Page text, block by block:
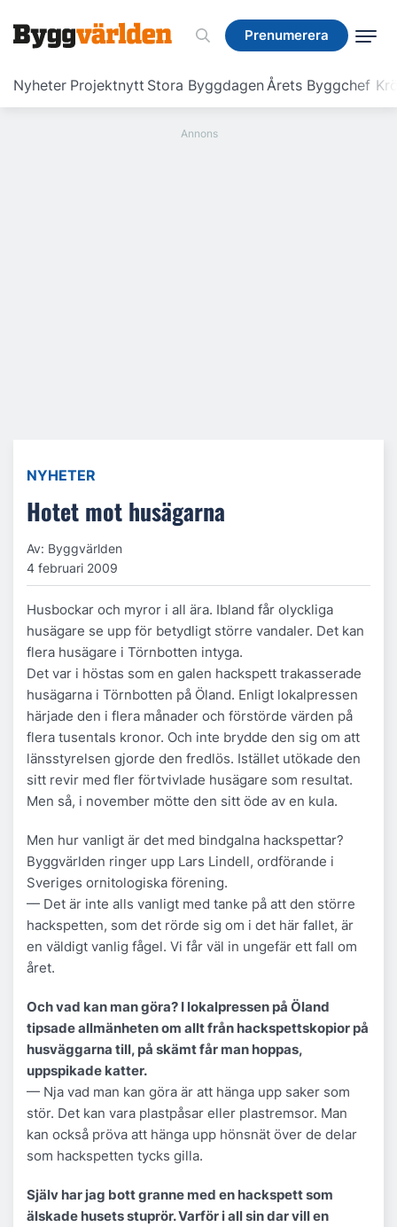
Prenumerera
Nyheter Projektnytt Stora ByggdagenÅrets Byggchef
Prenumerera
NYHETER
Hotet mot husägarna
Av: Byggvärlden
4 februari 2009
Husbockar och myror i all ära. Ibland får olyckliga
husägare se upp för betydligt större vandaler. Det kan
flera husägare i Törnbotten intyga.
Det var i höstas som en galen hackspett trakasserade
husägarna i Törnbotten på Öland. Enligt lokalpressen
härjade den i flera månader och förstörde värden på
flera tusentals kronor. Och inte brydde den sig om att
länsstyrelsen gjorde den fredlös. Istället utökade den
sitt revir med fler förtvivlade husägare som resultat.
Men så, i november mötte den sitt öde av en kula.
Men hur vanligt är det med bindgalna hackspettar?
Byggvärlden ringer upp Lars Lindell, ordförande i
Sveriges ornitologiska förening.
— Det är inte alls vanligt med tanke på att den större
hackspetten, som det rörde sig om i det här fallet, är
en väldigt vanlig fågel. Vi får väl in ungefär ett fall om
året.
Och vad kan man göra? I lokalpressen på Öland
tipsade allmänheten om allt från hackspettskopior på
husväggarna till, på skämt får man hoppas,
uppspikade katter.
— Nja vad man kan göra är att hänga upp saker som
stör. Det kan vara plastpåsar eller plastremsor. Man
kan också pröva att hänga upp hönsnät över de delar
som hackspetten tycks gilla.
Själv har jag bott granne med en hackspett som
älskade husets stuprör. Varför i all sin dar vill en